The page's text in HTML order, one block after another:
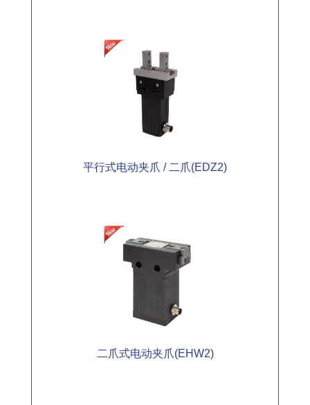
平行式电动夹爪 / 二爪(EDZ2)
二爪式电动夹爪(EHW2)